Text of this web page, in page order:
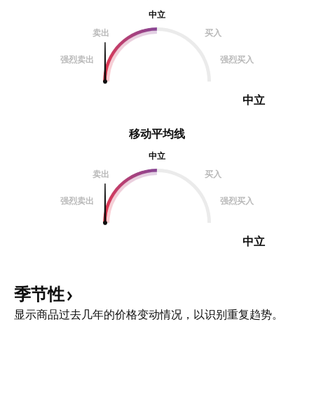
中立
卖出
买入
强烈卖出 强烈买入
中立
移动平均线
中立
卖出
买入
强烈卖出 强烈买入
中立
季节性
显示商品过去几年的价格变动情况，以识别重复趋势。